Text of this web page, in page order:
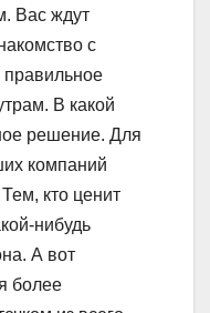
Вас ждут
с
правильное
В какой
решение. Для
компаний
кто ценит
нибудь
А вот
более